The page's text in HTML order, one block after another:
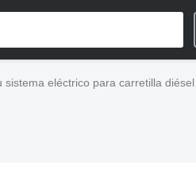
sistema eléctrico para carretilla diésel